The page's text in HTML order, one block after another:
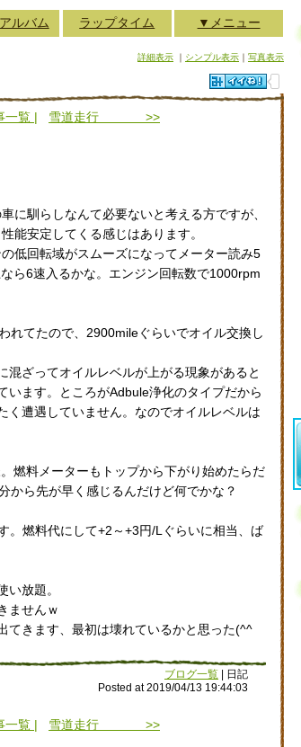
ルバム ラップタイム ▼メニュー
詳細表示 ｜ シンプル表示 ｜ 写真表示
一覧 | 雪道走行 >>
に馴らしなんて必要ないと考える方ですが、
能安定してくる感じはあります。
低回転域がスムーズになってメーター読み5
ら6速入るかな。エンジン回転数で1000rpm
れてたので、2900mileぐらいでオイル交換し
ざってオイルレベルが上がる現象があると
います。ところがAdbule浄化のタイプだから
く遭遇していません。なのでオイルレベルは
燃料メーターもトップから下がり始めたらだ
から先が早く感じるんだけど何でかな？
。燃料代にして+2～+3円/Lぐらいに相当、ば
放題。
ませんｗ
きます、最初は壊れているかと思った(^^ゞ
ブログ一覧 | 日記
Posted at 2019/04/13 19:44:03
一覧 | 雪道走行 >>